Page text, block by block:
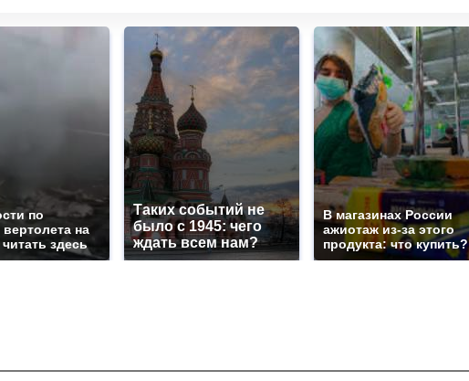
по
на
здесь
Таких событий не
было с 1945: чего
ждать всем нам?
В магазинах России
ажиотаж из-за этого
продукта: что купить?